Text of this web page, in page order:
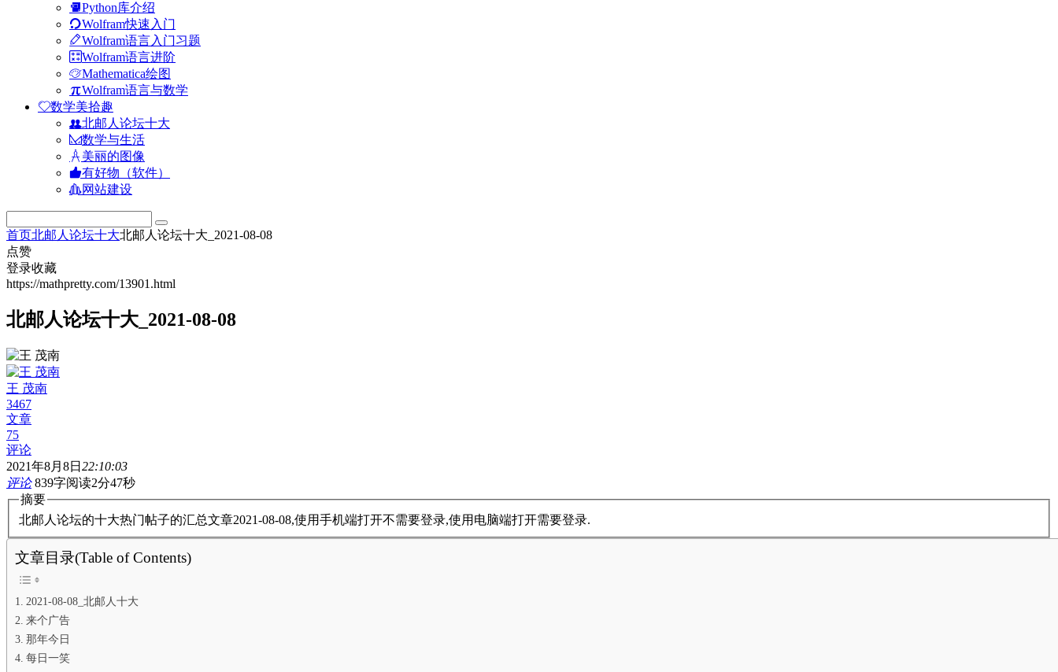
Python库介绍
Wolfram快速入门
Wolfram语言入门习题
Wolfram语言进阶
Mathematica绘图
Wolfram语言与数学
数学美拾趣
北邮人论坛十大
数学与生活
美丽的图像
有好物（软件）
网站建设
首页北邮人论坛十大北邮人论坛十大_2021-08-08
点赞
登录收藏
https://mathpretty.com/13901.html
北邮人论坛十大_2021-08-08
王 茂南
3467
文章
75
评论
2021年8月8日 22:10:03
评论 839字阅读2分47秒
摘要
北邮人论坛的十大热门帖子的汇总文章2021-08-08,使用手机端打开不需要登录,使用电脑端打开需要登录.
文章目录(Table of Contents)
2021-08-08_北邮人十大
来个广告
那年今日
每日一笑